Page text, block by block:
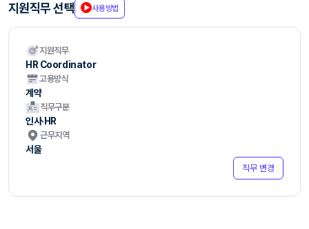
지원직무 선택 사용방법
지원직무
HR Coordinator
고용방식
계약
직무구분
인사·HR
근무지역
서울
직무 변경